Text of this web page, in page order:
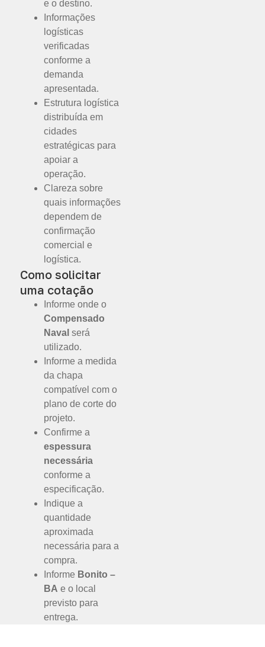
e o destino.
Informações
logísticas
verificadas
conforme a
demanda
apresentada.
Estrutura logística
distribuída em
cidades
estratégicas para
apoiar a
operação.
Clareza sobre
quais informações
dependem de
confirmação
comercial e
logística.
Como solicitar
uma cotação
Informe onde o
Compensado
Naval será
utilizado.
Informe a medida
da chapa
compatível com o
plano de corte do
projeto.
Confirme a
espessura
necessária
conforme a
especificação.
Indique a
quantidade
aproximada
necessária para a
compra.
Informe Bonito –
BA e o local
previsto para
entrega.